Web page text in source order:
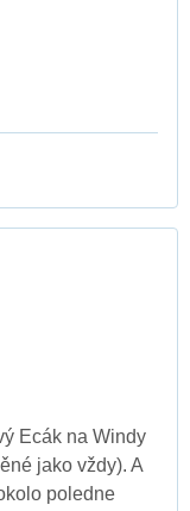
Ecák na Windy
jako vždy). A
poledne